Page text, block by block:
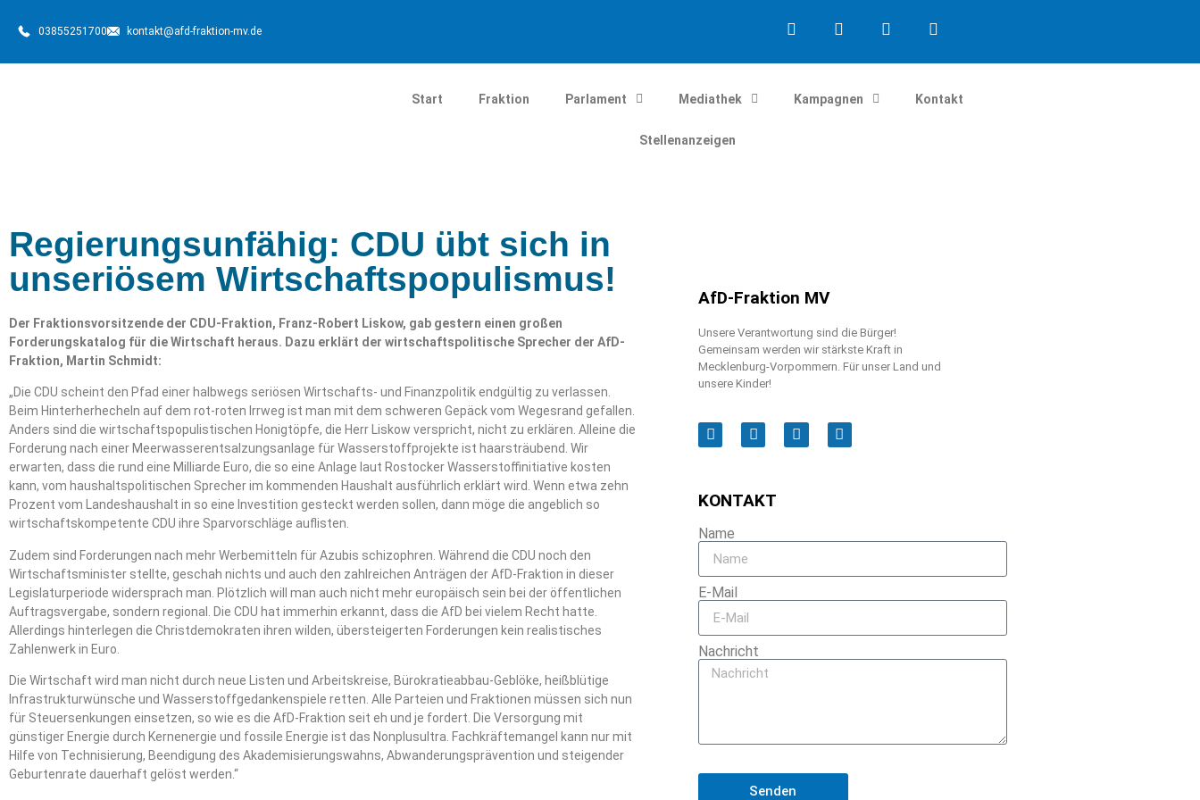
03855251700 kontakt@afd-fraktion-mv.de
Start Fraktion Parlament Mediathek Kampagnen Kontakt
Stellenanzeigen
Regierungsunfähig: CDU übt sich in
unseriösem Wirtschaftspopulismus!
Der Fraktionsvorsitzende der CDU-Fraktion, Franz-Robert Liskow, gab gestern einen großen
Forderungskatalog für die Wirtschaft heraus. Dazu erklärt der wirtschaftspolitische Sprecher der AfD-
Fraktion, Martin Schmidt:
„Die CDU scheint den Pfad einer halbwegs seriösen Wirtschafts- und Finanzpolitik endgültig zu verlassen.
Beim Hinterherhecheln auf dem rot-roten Irrweg ist man mit dem schweren Gepäck vom Wegesrand gefallen.
Anders sind die wirtschaftspopulistischen Honigtöpfe, die Herr Liskow verspricht, nicht zu erklären. Alleine die
Forderung nach einer Meerwasserentsalzungsanlage für Wasserstoffprojekte ist haarsträubend. Wir
erwarten, dass die rund eine Milliarde Euro, die so eine Anlage laut Rostocker Wasserstoffinitiative kosten
kann, vom haushaltspolitischen Sprecher im kommenden Haushalt ausführlich erklärt wird. Wenn etwa zehn
Prozent vom Landeshaushalt in so eine Investition gesteckt werden sollen, dann möge die angeblich so
wirtschaftskompetente CDU ihre Sparvorschläge auflisten.
Zudem sind Forderungen nach mehr Werbemitteln für Azubis schizophren. Während die CDU noch den
Wirtschaftsminister stellte, geschah nichts und auch den zahlreichen Anträgen der AfD-Fraktion in dieser
Legislaturperiode widersprach man. Plötzlich will man auch nicht mehr europäisch sein bei der öffentlichen
Auftragsvergabe, sondern regional. Die CDU hat immerhin erkannt, dass die AfD bei vielem Recht hatte.
Allerdings hinterlegen die Christdemokraten ihren wilden, übersteigerten Forderungen kein realistisches
Zahlenwerk in Euro.
Die Wirtschaft wird man nicht durch neue Listen und Arbeitskreise, Bürokratieabbau-Geblöke, heißblütige
Infrastrukturwünsche und Wasserstoffgedankenspiele retten. Alle Parteien und Fraktionen müssen sich nun
für Steuersenkungen einsetzen, so wie es die AfD-Fraktion seit eh und je fordert. Die Versorgung mit
günstiger Energie durch Kernenergie und fossile Energie ist das Nonplusultra. Fachkräftemangel kann nur mit
Hilfe von Technisierung, Beendigung des Akademisierungswahns, Abwanderungsprävention und steigender
Geburtenrate dauerhaft gelöst werden.“
AfD-Fraktion MV
Unsere Verantwortung sind die Bürger!
Gemeinsam werden wir stärkste Kraft in
Mecklenburg-Vorpommern. Für unser Land und
unsere Kinder!
KONTAKT
Name
E-Mail
Nachricht
Senden